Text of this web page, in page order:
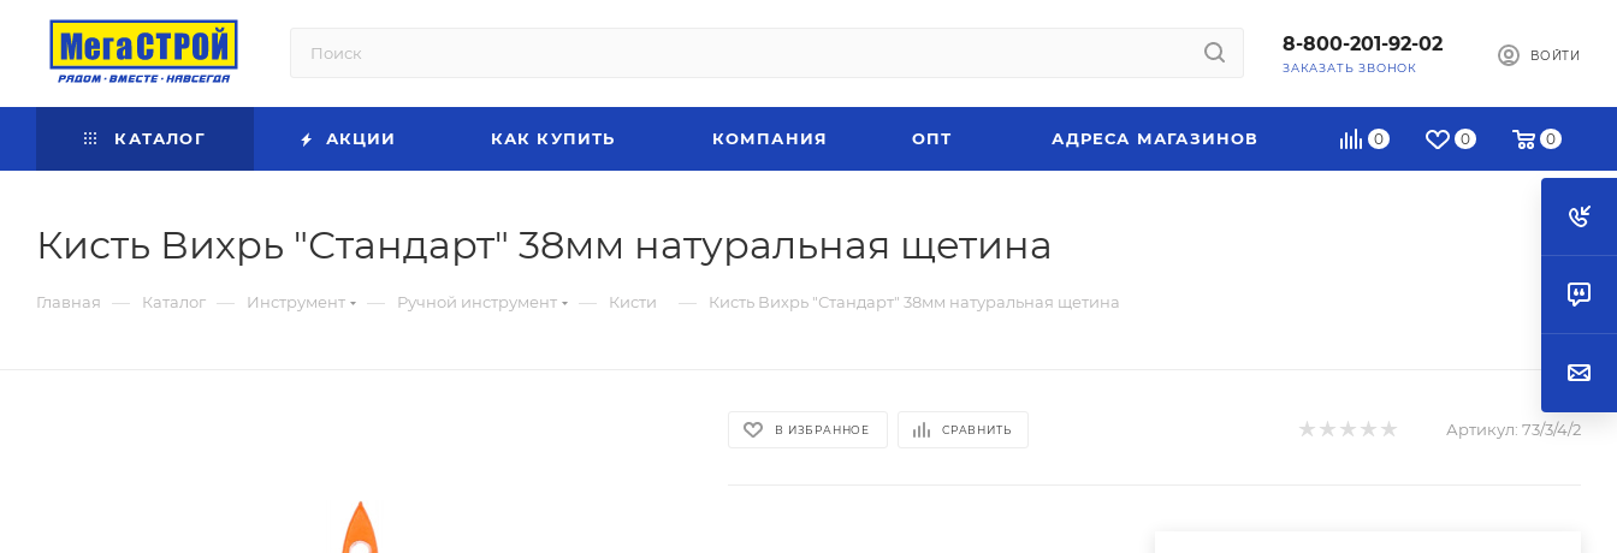
8-800-201-92-02
ЗАКАЗАТЬ ЗВОНОК
ВОЙТИ
0 0 0
КАТАЛОГ АКЦИИ КАК КУПИТЬ КОМПАНИЯ ОПТ АДРЕСА МАГАЗИНОВ
Кисть Вихрь "Стандарт" 38мм натуральная щетина
Главная — Каталог — Инструмент — Ручной инструмент — Кисти — Кисть Вихрь "Стандарт" 38мм натуральная щетина
В ИЗБРАННОЕ СРАВНИТЬ Артикул: 73/3/4/2